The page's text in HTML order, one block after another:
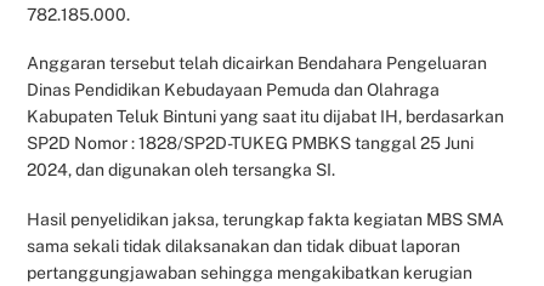
782.185.000.
Anggaran tersebut telah dicairkan Bendahara Pengeluaran
Dinas Pendidikan Kebudayaan Pemuda dan Olahraga
Kabupaten Teluk Bintuni yang saat itu dijabat IH, berdasarkan
SP2D Nomor : 1828/SP2D-TUKEG PMBKS tanggal 25 Juni
2024, dan digunakan oleh tersangka SI.
Hasil penyelidikan jaksa, terungkap fakta kegiatan MBS SMA
sama sekali tidak dilaksanakan dan tidak dibuat laporan
pertanggungjawaban sehingga mengakibatkan kerugian